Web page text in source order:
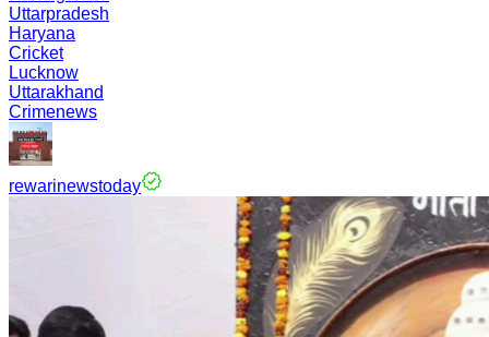
Uttarpradesh
Haryana
Cricket
Lucknow
Uttarakhand
Crimenews
rewarinewstoday